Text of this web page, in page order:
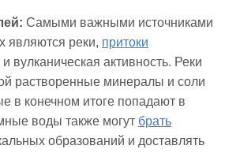
Самыми важными источниками
являются реки, притоки
вулканическая активность. Реки
растворенные минералы и соли
в конечном итоге попадают в
воды также могут брать
образований и доставлять